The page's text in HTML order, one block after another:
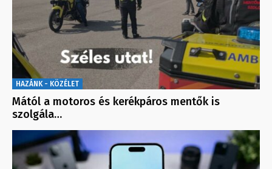
HAZÁNK - KÖZÉLET
Mától a motoros és kerékpáros mentők is
szolgála…